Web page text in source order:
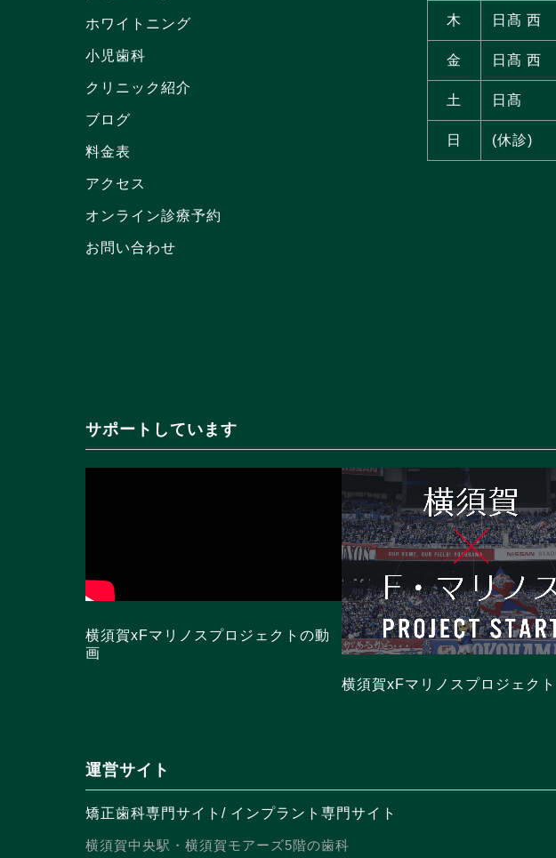
ホワイトニング
小児歯科
クリニック紹介
ブログ
料金表
アクセス
オンライン診療予約
お問い合わせ
木 日髙 西
金 日髙 西
土 日髙
日 (休診)
サポートしています
横須賀xFマリノスプロジェクトの動
画
横須賀xFマリノスプロジェクト
運営サイト
矯正歯科専門サイト / インプラント専門サイト
横須賀中央駅・横須賀モアーズ5階の歯科